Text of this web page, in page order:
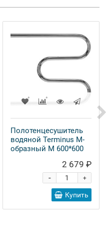
Полотенцесушитель
водяной Terminus M-
образный М 600*600
2 679 ₽
+
-
Купить